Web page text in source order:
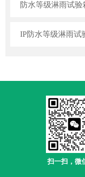
防水等级淋雨试
IP防水等级淋雨试
扫一扫，微